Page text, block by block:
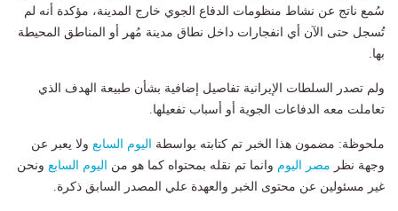
سُمع ناتج عن نشاط منظومات الدفاع الجوي خارج المدينة، مؤكدة أنه لم
تُسجل حتى الآن أي انفجارات داخل نطاق مدينة مُهر أو المناطق المحيطة
بها.
ولم تصدر السلطات الإيرانية تفاصيل إضافية بشأن طبيعة الهدف الذي
تعاملت معه الدفاعات الجوية أو أسباب تفعيلها.
ملحوظة: مضمون هذا الخبر تم كتابته بواسطة اليوم السابع ولا يعبر عن
وجهة نظر مصر اليوم وانما تم نقله بمحتواه كما هو من اليوم السابع ونحن
غير مسئولين عن محتوى الخبر والعهدة علي المصدر السابق ذكرة.